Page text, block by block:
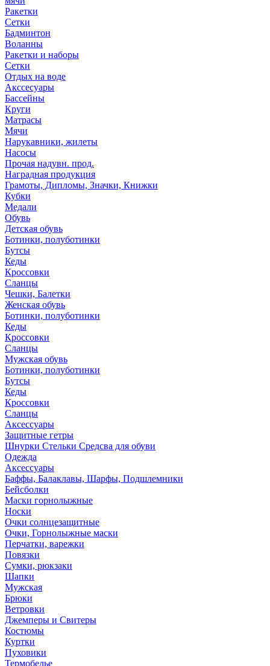
Ракетки
Сетки
Бадминтон
Воланны
Ракетки и наборы
Сетки
Отдых на воде
Акссесуары
Бассейны
Круги
Матрасы
Мячи
Нарукавники, жилеты
Насосы
Прочая надувн. прод.
Наградная продукция
Грамоты, Дипломы, Значки, Книжки
Кубки
Медали
Обувь
Детская обувь
Ботинки, полуботинки
Бутсы
Кеды
Кроссовки
Сланцы
Чешки, Балетки
Женская обувь
Ботинки, полуботинки
Кеды
Кроссовки
Сланцы
Мужская обувь
Ботинки, полуботинки
Бутсы
Кеды
Кроссовки
Сланцы
Аксессуары
Защитные гетры
Шнурки Стельки Средсва для обуви
Одежда
Аксессуары
Баффы, Балаклавы, Шарфы, Подшлемники
Бейсболки
Маски горнолыжные
Носки
Очки солнцезащитные
Очки, Горнолыжные маски
Перчатки, варежки
Повязки
Сумки, рюкзаки
Шапки
Мужская
Брюки
Ветровки
Джемперы и Свитеры
Костюмы
Куртки
Пуховики
Термобелье